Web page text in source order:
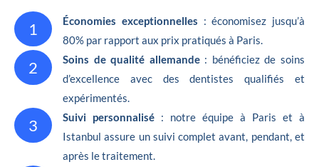
1 Économies exceptionnelles : économisez jusqu’à
80% par rapport aux prix pratiqués à Paris.
2 Soins de qualité allemande: bénéficiez de soins
d’excellence avec des dentistes qualifiés et
expérimentés.
3 Suivi personnalisé : notre équipe à Paris et à
Istanbul assure un suivi complet avant, pendant, et
après le traitement.